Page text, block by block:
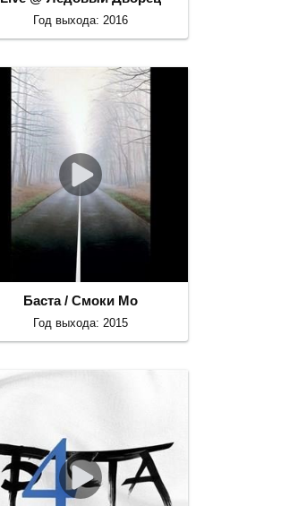
Год выхода: 2016
Баста / Смоки Мо
Год выхода: 2015